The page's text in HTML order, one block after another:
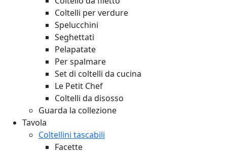
Coltelli per verdure
Spelucchini
Seghettati
Pelapatate
Per spalmare
Set di coltelli da cucina
Le Petit Chef
Coltelli da disosso
Guarda la collezione
Tavola
Coltellini tascabili
Facette